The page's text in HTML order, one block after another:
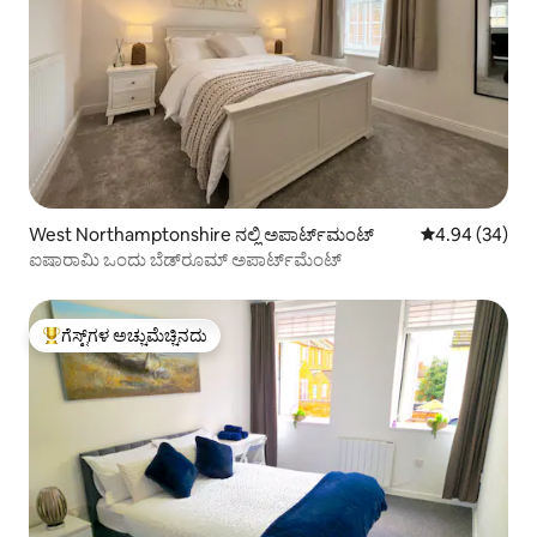
West Northamptonshire ನಲ್ಲಿ ಅಪಾರ್ಟ್‌ಮಂಟ್ 5 ರಲ್ಲಿ 4.94
4.94 (34)
ಐಷಾರಾಮಿ ಒಂದು ಬೆಡ್‌ರೂಮ್ ಅಪಾರ್ಟ್‌ಮೆಂಟ್
ಗೆಸ್ಟ್‌ಗಳಿಗೆ ಅತಿ ಹೆಚ್ಚು ಅಚ್ಚುಮೆಚ್ಚಿನದು
ಗೆಸ್ಟ್‌ಗಳ ಅಚ್ಚುಮೆಚ್ಚಿನದು